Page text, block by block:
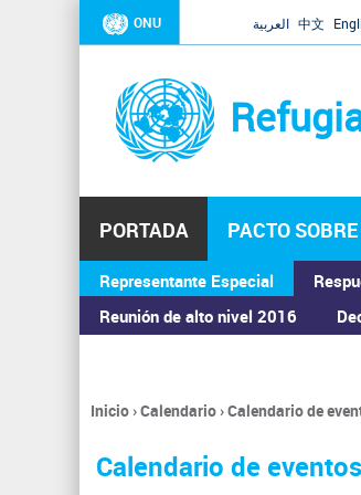
ONU العربية 中文
PORTADA PACTO
Representante Especial
Reunión de alto nivel 2016
ASAMBLEA GENERAL
Se
encuentra
usted
Inicio›Calendario›Calendario de
Calendario de eventos